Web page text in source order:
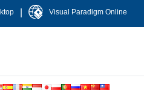
Visual Paradigm Online